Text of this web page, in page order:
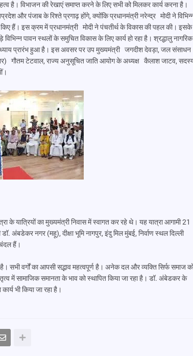
है। विभाजन की रेखाएं समाप्त करने के लिए सभी को मिलकर कार्य करना है।
और पंजाब के रिश्ते प्रगाढ़ होंगे, क्योंकि प्रधानमंत्री नरेन्द्र मोदी ने
हैं। इस क्रम में प्रधानमंत्री मोदी ने पंचतीर्थ के विकास की पहल की। इसके
पावन स्थलों के समुचित विकास के लिए कार्य हो रहा है। श्रद्धालु नागरिक
प्रारंभ हुआ है। इस अवसर पर उप मुख्यमंत्री जगदीश देवड़ा, जल संसाधन
गौतम टेटवाल, राज्य अनुसूचित जाति आयोग के अध्यक्ष कैलाश जाटव,
के यात्रियों का मुख्यमंत्री निवास में स्वागत कर रहे थे। यह यात्रा आगामी 21
अंबडेकर नगर (महू), दीक्षा भूमि नागपुर, इंदु मिल मुंबई, निर्वाण स्थल दिल्ली
हैं।
सभी वर्गों का आपसी सद्भाव महत्वपूर्ण है। अनेक दल और व्यक्ति सिर्फ समाज
में सामाजिक समानता के भाव को स्थापित किया जा रहा है। डॉ. अंबेडकर के
भी किया जा रहा है।